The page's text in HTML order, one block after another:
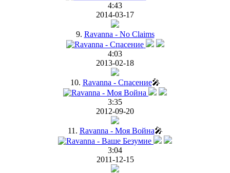
4:43
2014-03-17
9. Ravanna - No Claims
4:03
2013-02-18
10. Ravanna - Спасение🎤
3:35
2012-09-20
11. Ravanna - Моя Война🎤
3:04
2011-12-15